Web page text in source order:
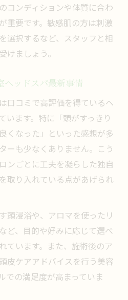
る美容室ヘッドスパ活用
がもたらすリラクゼーシ
で肩こりや疲労も改善で
に潜むリスクとその実態
れる美容室ヘッドスパの
パで稀に起こるリスク事例
容室ヘッドスパのデメリ
ドスパを選ぶための工夫
コンディションや体質に合わ
重要です。敏感肌の方は刺激
選択するなど、スタッフと相
けましょう。
ヘッドスパ最新事情
口コミで高評価を得ているヘ
います。特に「頭がすっきり
くなった」といった感想が多
ーも少なくありません。こう
ンごとに工夫を凝らした独自
取り入れている点があげられ
頭浸浴や、アロマを使ったリ
ど、目的や好みに応じて選べ
ています。また、施術後のア
皮ケアアドバイスを行う美容
での満足度が高まっていま